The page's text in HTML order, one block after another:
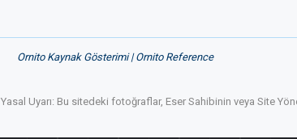
Ornito Kaynak Gösterimi | Ornito Reference
Yasal Uyarı: Bu sitedeki fotoğraflar, Eser Sahibinin veya Site